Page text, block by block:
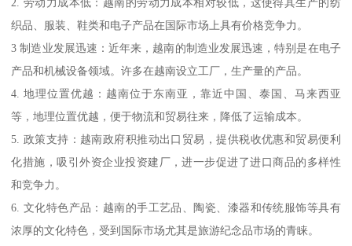
2. 劳动力成本低：越南的劳动力成本相对较低，这使得其生产的纺
织品、服装、鞋类和电子产品在国际市场上具有价格竞争力。
3 制造业发展迅速：近年来，越南的制造业发展迅速，特别是在电子
产品和机械设备领域。许多在越南设立工厂，生产量的产品。
4. 地理位置优越：越南位于东南亚，靠近中国、泰国、马来西亚
等，地理位置优越，便于物流和贸易往来，降低了运输成本。
5. 政策支持：越南政府积推动出口贸易，提供税收优惠和贸易便利
化措施，吸引外资企业投资建厂，进一步促进了进口商品的多样性
和竞争力。
6. 文化特色产品：越南的手工艺品、陶瓷、漆器和传统服饰等具有
浓厚的文化特色，受到国际市场尤其是旅游纪念品市场的青睐。